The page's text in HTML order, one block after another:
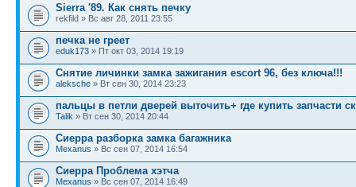
Sierra '89. Как снять печку
rekfild » Вс авг 28, 2011 23:55
печка не греет
eduk173 » Пт окт 03, 2014 19:19
Снятие личинки замка зажигания escort 96, без ключа!!!
aleksche » Вт сен 30, 2014 23:23
пальцы в петли дверей выточить+ где купить запчасти
Talik » Вт сен 30, 2014 20:44
Сиерра разборка замка багажника
Mexanus » Вс сен 07, 2014 16:54
Сиерра Проблема хэтча
Mexanus » Вс сен 07, 2014 16:49